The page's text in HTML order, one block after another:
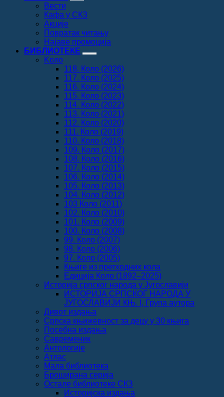
Вести
Кафа у СКЗ
Акције
Повратак читању
Најаве промоција
БИБЛИОТЕКЕ
Koло
118. Коло (2026)
117. Коло (2025)
116. Коло (2024)
115. Коло (2023)
114. Коло (2022)
113. Коло (2021)
112. Коло (2020)
111. Коло (2019)
110. Коло (2018)
109. Коло (2017)
108. Коло (2016)
107. Коло (2015)
106. Коло (2014)
105. Коло (2013)
104. Коло (2012)
103 Коло (2011)
102. Коло (2010)
101. Коло (2009)
100. Коло (2008)
99. Коло (2007)
98. Коло (2006)
97. Коло (2005)
Књиге из претходних кола
Едиција Коло (1892‒2025)
Историја српског народа у Југославији
ИСТОРИЈА СРПСКОГ НАРОДА У
ЈУГОСЛАВИЈИ КЊ. I, Група аутора
Дивот издања
Српска књижевност за децу у 30 књига
Посебна издања
Савременик
Антологије
Атлас
Мала библиотека
Броширана серија
Остале библиотеке СКЗ
Историјска издања